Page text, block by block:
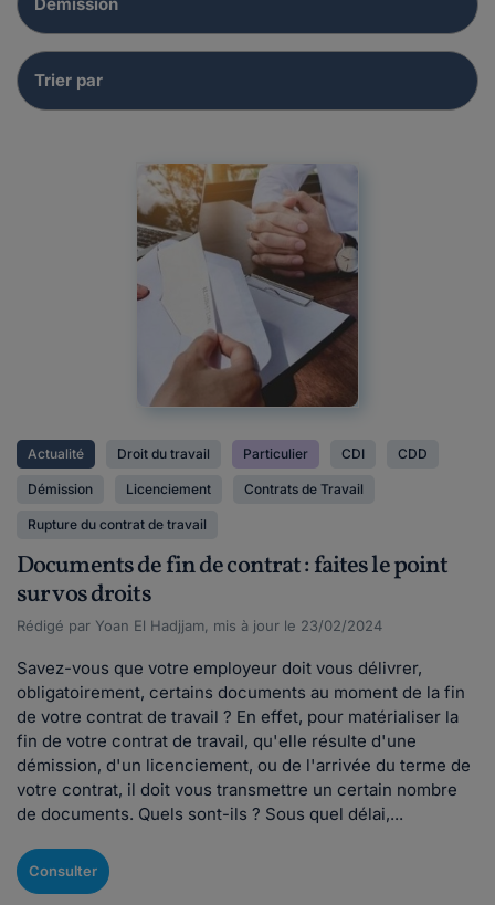
Actualité Droit du travail Particulier CDI CDD
Démission Licenciement Contrats de Travail
Rupture du contrat de travail
Documents de fin de contrat : faites le point
sur vos droits
Rédigé par Yoan El Hadjjam, mis à jour le 23/02/2024
Savez-vous que votre employeur doit vous délivrer,
obligatoirement, certains documents au moment de la fin
de votre contrat de travail ? En effet, pour matérialiser la
fin de votre contrat de travail, qu'elle résulte d'une
démission, d'un licenciement, ou de l'arrivée du terme de
votre contrat, il doit vous transmettre un certain nombre
de documents. Quels sont-ils ? Sous quel délai,...
Consulter